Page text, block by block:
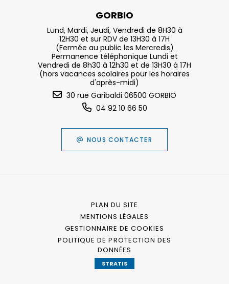
GORBIO
Lund, Mardi, Jeudi, Vendredi de 8H30 à
12H30 et sur RDV de 13H30 à 17H
(Fermée au public les Mercredis)
Permanence téléphonique Lundi et
Vendredi de 8h30 à 12h30 et de 13H30 à 17H
(hors vacances scolaires pour les horaires
d'après-midi)
30 rue Garibaldi 06500 GORBIO
04 92 10 66 50
NOUS CONTACTER
PLAN DU SITE
MENTIONS LÉGALES
GESTIONNAIRE DE COOKIES
POLITIQUE DE PROTECTION DES
DONNÉES
STRATIS